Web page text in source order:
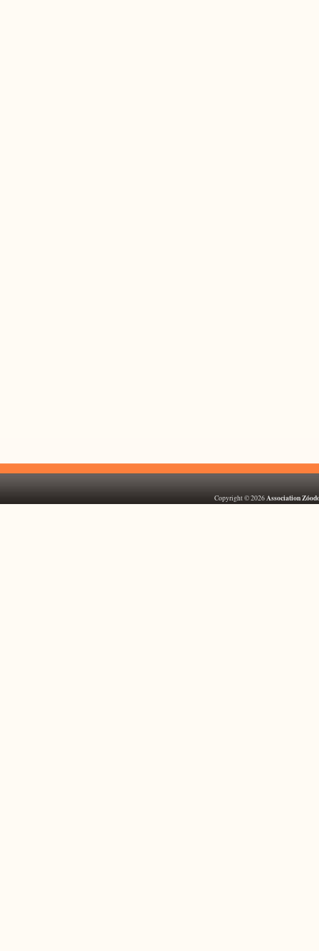
Copyright © 2026Association